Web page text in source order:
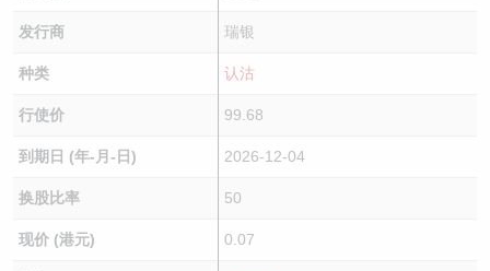
发行商 瑞银
种类 认沽
行使价 99.68
到期日 (年-月-日) 2026-12-04
换股比率 50
现价 (港元) 0.07